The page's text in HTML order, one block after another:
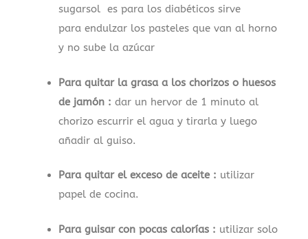
sugarsol es para los diabéticos sirve
para endulzar los pasteles que van al horno
y no sube la azúcar
Para quitar la grasa a los chorizos o huesos
de jamón :dar un hervor de 1 minuto al
chorizo escurrir el agua y tirarla y luego
añadir al guiso.
Para quitar el exceso de aceite : utilizar
papel de cocina.
Para guisar con pocas calorías : utilizar solo